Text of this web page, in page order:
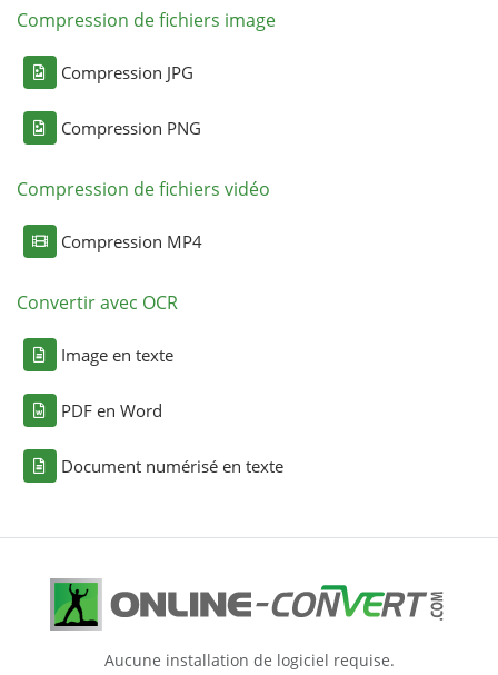
Compression de fichiers image
Compression JPG
Compression PNG
Compression de fichiers vidéo
Compression MP4
Convertir avec OCR
Image en texte
PDF en Word
Document numérisé en texte
Aucune installation de logiciel requise.